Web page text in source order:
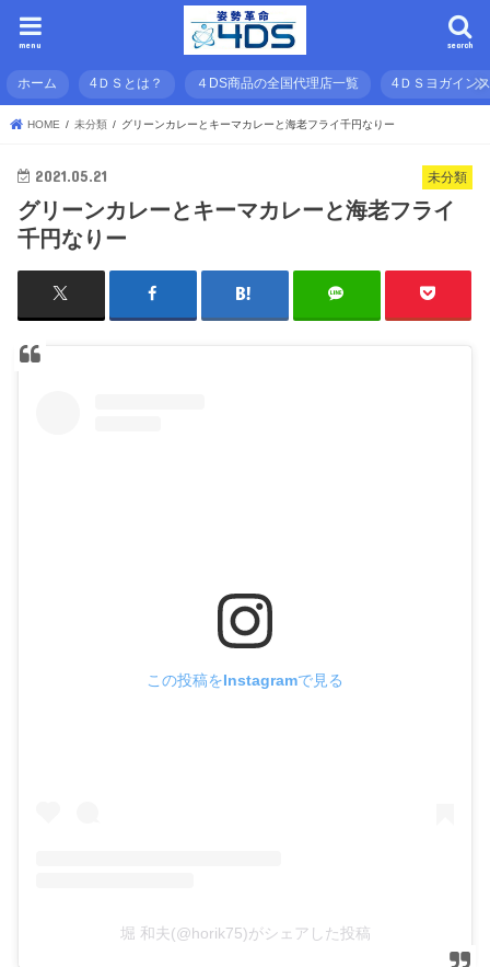
search
menu
ホーム 4ＤＳとは？ ４DS商品の全国代理店一覧 4ＤＳヨガイン
HOME 未分類 グリーンカレーとキーマカレーと海老フライ千円なりー
未分類
2021.05.21
グリーンカレーとキーマカレーと海老フライ
千円なりー
この投稿をInstagramで見る
堀 和夫(@horik75)がシェアした投稿